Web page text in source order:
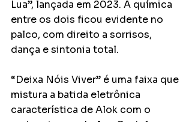
Lua”, lançada em 2023. A química
entre os dois ficou evidente no
palco, com direito a sorrisos,
dança e sintonia total.
“Deixa Nóis Viver” é uma faixa que
mistura a batida eletrônica
característica de Alok com o